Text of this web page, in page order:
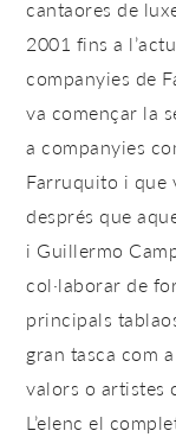
cantaores de
2001 fins a
companyies de
va començar la
a companyies
Farruquito i que
després que
i Guillermo
col·laborar de
principals
gran tasca com
valors o artistes
L’elenc el